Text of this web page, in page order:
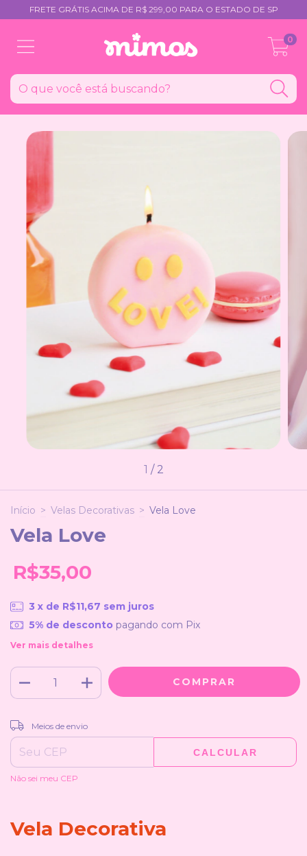
FRETE GRÁTIS ACIMA DE R$ 299,00 PARA O ESTADO DE SP
0
1 / 2
Início > Velas Decorativas > Vela Love
Vela Love
R$35,00
3 x de R$11,67 sem juros
5% de desconto pagando com Pix
Ver mais detalhes
Entregas para o CEP:
Meios de envio
CALCULAR
Não sei meu CEP
Vela Decorativa